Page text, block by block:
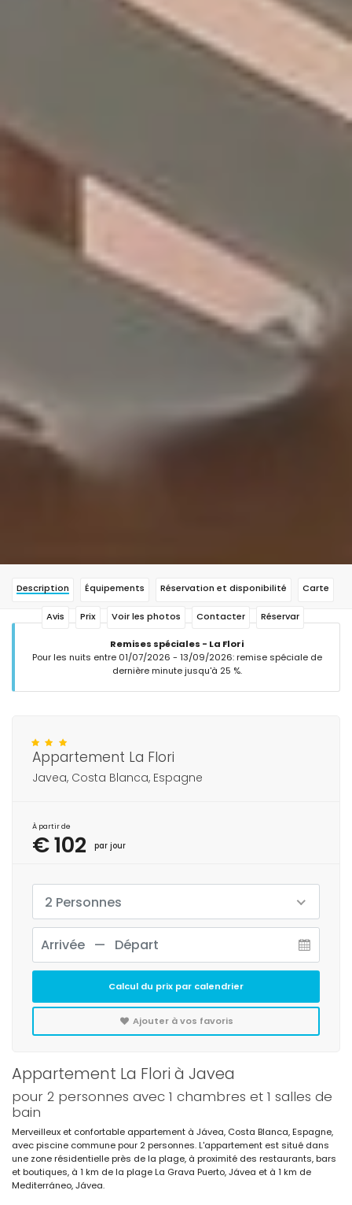
Description Équipements Réservation et disponibilité Carte
Avis Prix Voir les photos Contacter Réservar
Remises spéciales - La Flori
Pour les nuits entre 01/07/2026 - 13/09/2026: remise spéciale de
dernière minute jusqu'à 25 %.
Appartement La Flori à Javea
pour 2 personnes avec 1 chambres et 1 salles de
bain
Merveilleux et confortable appartement à Jávea, Costa Blanca, Espagne,
avec piscine commune pour 2 personnes. L'appartement est situé dans
une zone résidentielle près de la plage, à proximité des restaurants, bars
et boutiques, à 1 km de la plage La Grava Puerto, Jávea et à 1 km de
Mediterráneo, Jávea.
Appartement La Flori
Javea, Costa Blanca, Espagne
À partir de
€ 102 par jour
2 Personnes
Calcul du prix par calendrier
Ajouter à vos favoris